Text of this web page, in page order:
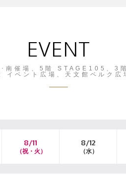
EVENT
･南催場、5階 STAGE105
ベント広場、天文館ベルク
8/11
（祝・火）
8/12
（水）